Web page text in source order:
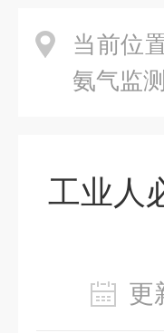
当前位
氨气监
工业人